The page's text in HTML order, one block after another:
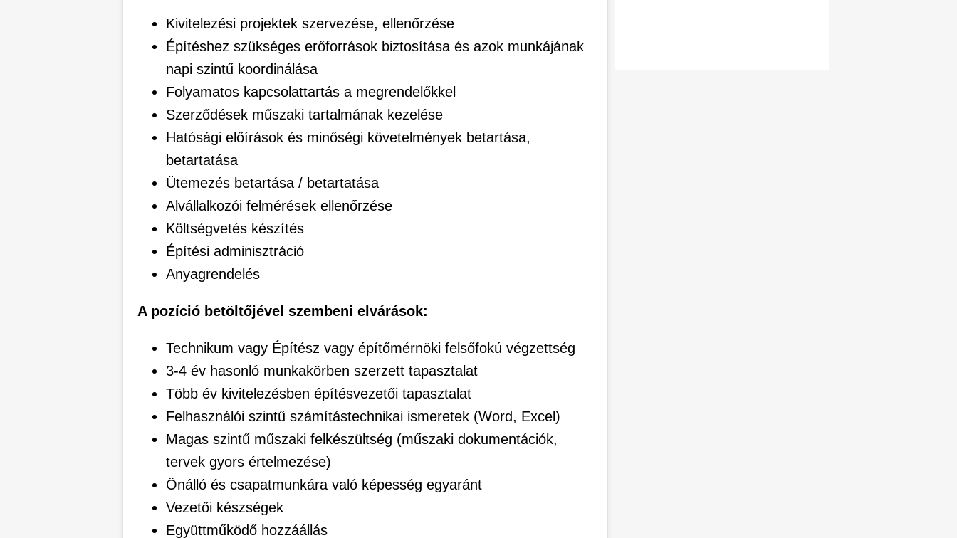
Kivitelezési projektek szervezése, ellenőrzése
Építéshez szükséges erőforrások biztosítása és azok munkájának
napi szintű koordinálása
Folyamatos kapcsolattartás a megrendelőkkel
Szerződések műszaki tartalmának kezelése
Hatósági előírások és minőségi követelmények betartása,
betartatása
Ütemezés betartása / betartatása
Alvállalkozói felmérések ellenőrzése
Költségvetés készítés
Építési adminisztráció
Anyagrendelés
A pozíció betöltőjével szembeni elvárások:
Technikum vagy Építész vagy építőmérnöki felsőfokú végzettség
3-4 év hasonló munkakörben szerzett tapasztalat
Több év kivitelezésben építésvezetői tapasztalat
Felhasználói szintű számítástechnikai ismeretek (Word, Excel)
Magas szintű műszaki felkészültség (műszaki dokumentációk,
tervek gyors értelmezése)
Önálló és csapatmunkára való képesség egyaránt
Vezetői készségek
Együttműködő hozzáállás